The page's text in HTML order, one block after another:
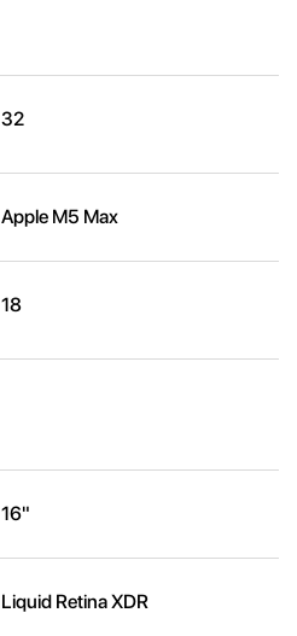
32
Apple M5 Max
18
16"
Liquid Retina XDR